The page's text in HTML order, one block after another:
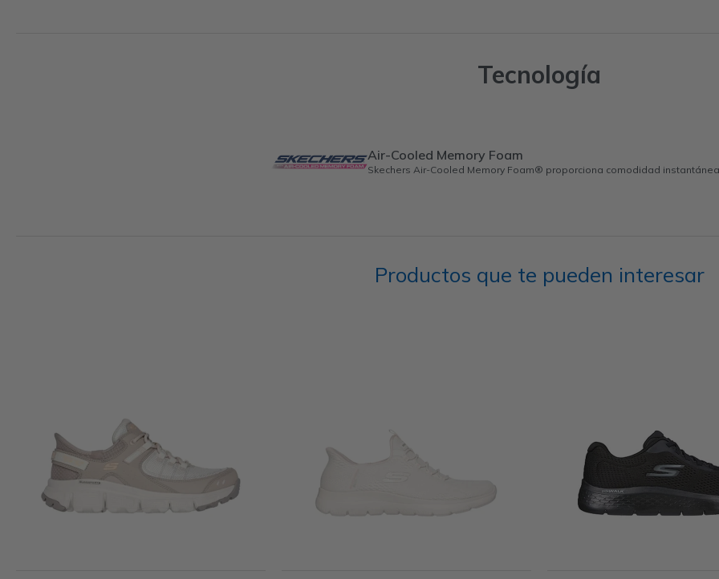
Tecnología
Air-Cooled Memory Foam
Skechers Air-Cooled Memory Foam® proporciona comodidad
Productos que te pueden interesar